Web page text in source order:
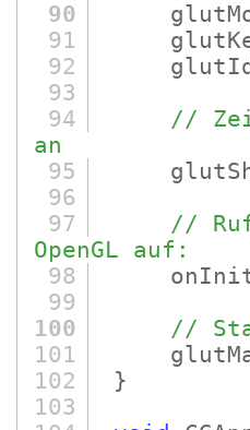
90
91
92
93
94
//
an
95
96
97
//
OpenGL auf:
98
99
100
//
101
102
}
103